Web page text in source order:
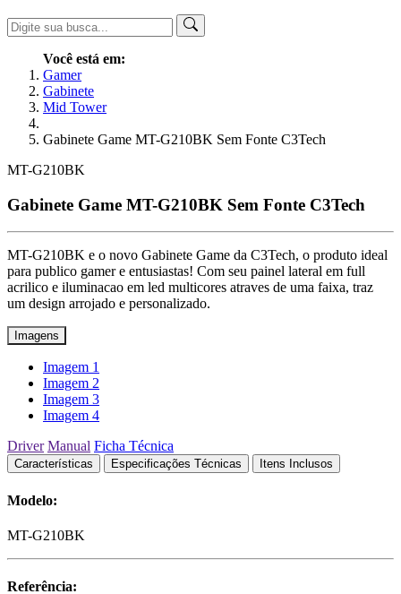
Você está em:
Gamer
Gabinete
Mid Tower
Gabinete Game MT-G210BK Sem Fonte C3Tech
MT-G210BK
Gabinete Game MT-G210BK Sem Fonte C3Tech
MT-G210BK e o novo Gabinete Game da C3Tech, o produto ideal
para publico gamer e entusiastas! Com seu painel lateral em full
acrilico e iluminacao em led multicores atraves de uma faixa, traz
um design arrojado e personalizado.
Imagens
Imagem 1
Imagem 2
Imagem 3
Imagem 4
Driver Manual Ficha Técnica
Características Especificações Técnicas Itens Inclusos
Modelo:
MT-G210BK
Referência: